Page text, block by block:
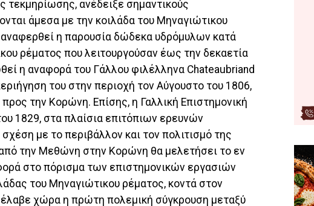
τεκμηρίωσης, ανέδειξε σημαντικούς
άμεσα με την κοιλάδα του Μηναγιώτικου
η παρουσία δώδεκα υδρόμυλων κατά
ρέματος που λειτουργούσαν έως την δεκαετία
η αναφορά του Γάλλου φιλέλληνα Chateaubriand
του στην περιοχή τον Αύγουστο του 1806,
την Κορώνη. Επίσης, η Γαλλική Επιστημονική
1829, στα πλαίσια επιτόπιων ερευνών
με το περιβάλλον και τον πολιτισμό της
την Μεθώνη στην Κορώνη θα μελετήσει το εν
στο πόρισμα των επιστημονικών εργασιών
του Μηναγιώτικου ρέματος, κοντά στον
χώρα η πρώτη πολεμική σύγκρουση μεταξύ